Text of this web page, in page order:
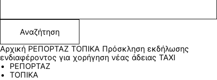
Αρχική ΡΕΠΟΡΤΑΖ ΤΟΠΙΚΑ Πρόσκληση εκδήλωσης
ενδιαφέροντος για χορήγηση νέας άδειας TAXI
ΡΕΠΟΡΤΑΖ
ΤΟΠΙΚΑ